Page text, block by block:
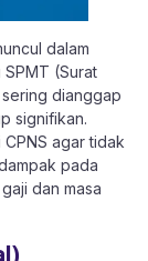
dalam
(Surat
dianggap
signifikan.
agar tidak
pada
dan masa